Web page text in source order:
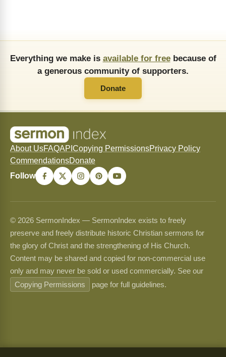
Everything we make is available for freebecause of
a generous community of supporters.
Donate
About UsFAQAPI Copying PermissionsPrivacy Policy
CommendationsDonate
Follow
© 2026 SermonIndex — SermonIndex exists to freely
preserve and freely distribute historic Christian sermons for
the glory of Christ and the strengthening of His Church.
Content may be shared and copied for non-commercial use
only and may never be sold or used commercially. See our
Copying Permissions
page for full guidelines.